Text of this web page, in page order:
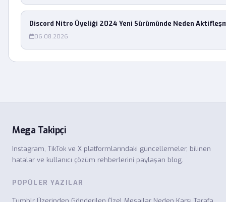
Discord Nitro Üyeliği 2024 Yeni Sürümünde Neden
06.08.2026
Mega Takipçi
Instagram, TikTok ve X platformlarındaki güncellemeler, bilinen
hatalar ve kullanıcı çözüm rehberlerini paylaşan blog.
POPÜLER YAZILAR